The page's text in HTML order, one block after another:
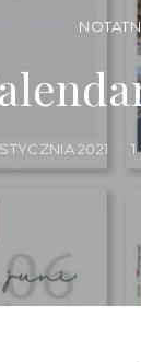
2021